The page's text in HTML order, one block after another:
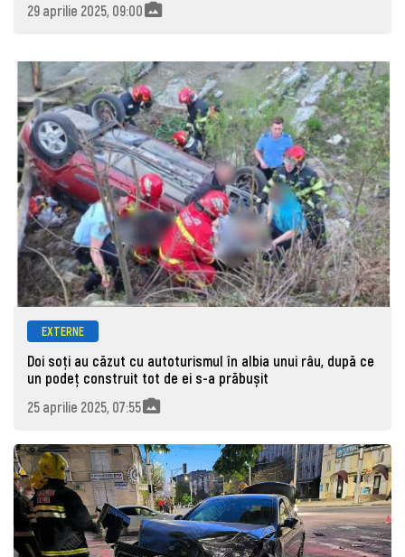
29 aprilie 2025, 09:00
EXTERNE
Doi soți au căzut cu autoturismul în albia unui râu, după ce
un podeț construit tot de ei s-a prăbușit
25 aprilie 2025, 07:55